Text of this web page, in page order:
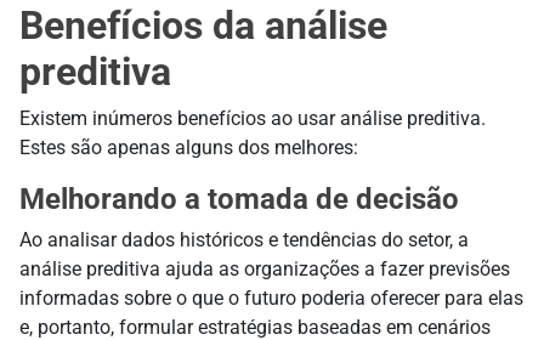
Benefícios da análise
preditiva
Existem inúmeros benefícios ao usar análise preditiva.
Estes são apenas alguns dos melhores:
Melhorando a tomada de decisão
Ao analisar dados históricos e tendências do setor, a
análise preditiva ajuda as organizações a fazer previsões
informadas sobre o que o futuro poderia oferecer para elas
e, portanto, formular estratégias baseadas em cenários